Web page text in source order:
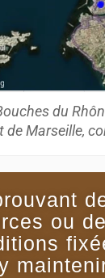
du
de Marseille,
ou